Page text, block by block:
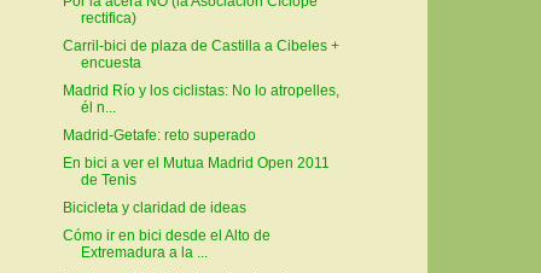
rectifica)
Carril-bici de plaza de Castilla a Cibeles +
encuesta
Madrid Río y los ciclistas: No lo atropelles,
él n...
Madrid-Getafe: reto superado
En bici a ver el Mutua Madrid Open 2011
de Tenis
Bicicleta y claridad de ideas
Cómo ir en bici desde el Alto de
Extremadura a la ...